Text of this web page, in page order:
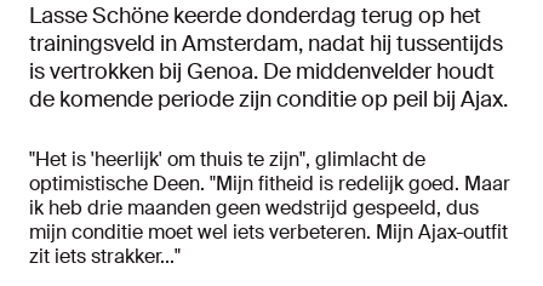
Lasse Schöne keerde donderdag terug op het
trainingsveld in Amsterdam, nadat hij tussentijds
is vertrokken bij Genoa. De middenvelder houdt
de komende periode zijn conditie op peil bij Ajax.
"Het is 'heerlijk' om thuis te zijn", glimlacht de
optimistische Deen. "Mijn fitheid is redelijk goed. Maar
ik heb drie maanden geen wedstrijd gespeeld, dus
mijn conditie moet wel iets verbeteren. Mijn Ajax-outfit
zit iets strakker..."